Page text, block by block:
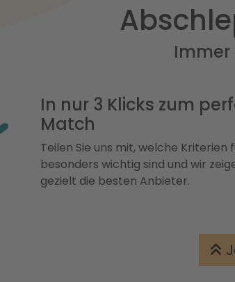
Immer
In nur 3 Klicks zum
Match
Teilen Sie uns mit, welche Kriterien
besonders wichtig sind und wir
gezielt die besten Anbieter.